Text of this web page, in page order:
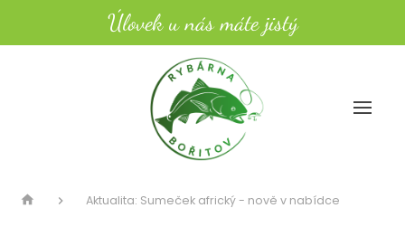
Úlovek u nás máte jistý
Aktualita: Sumeček africký - nově v nabídce